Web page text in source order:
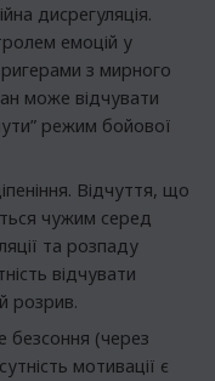
дисрегуляція.
емоцій у
з мирного
може відчувати
режим бойової
Відчуття, що
чужим серед
та розпаду
відчувати
розрив.
безсоння (через
мотивації є